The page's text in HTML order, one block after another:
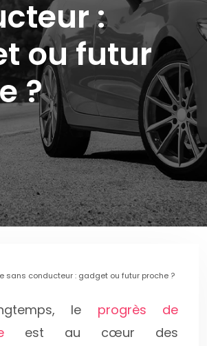
:
ou futur
?
sans conducteur : gadget ou futur proche ?
le progrès de
est au cœur des